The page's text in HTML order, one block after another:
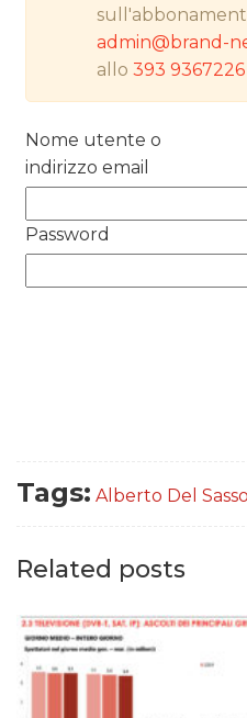
OPINIONI
admin@brand-
allo393 9367226
Nome utente o
indirizzo email
Password
Tags: Alberto Del Sasso
Related posts